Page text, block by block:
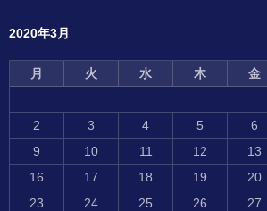
2020年3月
月 火 水 木 金
2
3 4 5 6
9
10 11 12 13
16
17 18 19 20
23
24 25 26 27